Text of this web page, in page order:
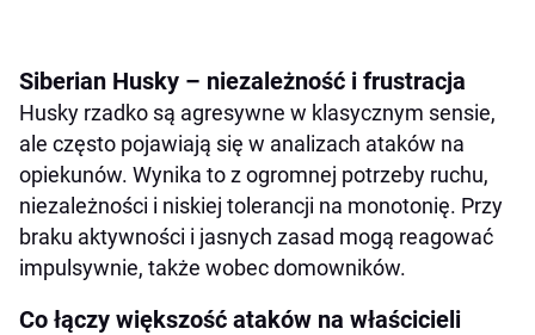
Siberian Husky – niezależność i frustracja
Husky rzadko są agresywne w klasycznym sensie,
ale często pojawiają się w analizach ataków na
opiekunów. Wynika to z ogromnej potrzeby ruchu,
niezależności i niskiej tolerancji na monotonię. Przy
braku aktywności i jasnych zasad mogą reagować
impulsywnie, także wobec domowników.
Co łączy większość ataków na właścicieli